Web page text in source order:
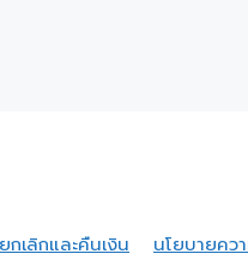
กเลิกและคืนเงิน นโยบายคว